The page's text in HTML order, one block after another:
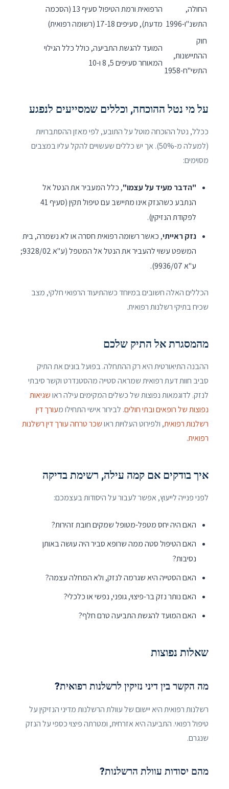
החולה,
התשנ"ו-1996
הרפואית ורמת הטיפול סעיף 13 (הסכמה
מדעת), סעיפים 17-18 (רשומה רפואית)
חוק
ההתיישנות,
התשי"ח-1958
המועד להגשת התביעה, כולל כלל הגילוי
המאוחר סעיפים 5, 8 ו-10
על מי נטל ההוכחה, וכללים שמסייעים לנפגע
ככלל, נטל ההוכחה מוטל על התובע, לפי מאזן ההסתברויות
(למעלה מ-50%). אך יש כללים שעשויים להקל עליו במצבים
מסוימים:
"הדבר מעיד על עצמו", כלל המעביר את הנטל אל
הנתבע כשהנזק אינו מתיישב עם טיפול תקין (סעיף 41
לפקודת הנזיקין).
נזק ראייתי, כאשר רשומה רפואית חסרה או לא נשמרה, בית
המשפט עשוי להעביר את הנטל אל המטפל (ע"א 9328/02;
ע"א 9936/07).
הכללים האלה חשובים במיוחד כשהתיעוד הרפואי חלקי, מצב
שכיח בתיקי רשלנות רפואית.
מהמסגרת אל התיק שלכם
ההבנה התיאורטית היא רק ההתחלה. בפועל בונים את התיק
סביב חוות דעת רפואית שמראה סטייה מהסטנדרט וקשר סיבתי
לנזק. לדוגמאות נפוצות של כשלים המקימים עילה ראושגיאות
נפוצות של רופאים ובתי חולים. לבירור אישי התחילו מעורך דין
רשלנות רפואית, ולפירוט העלויות ראושכר טרחה עורך דין רשלנות
רפואית.
איך בודקים אם קמה עילה, רשימת בדיקה
לפני פנייה לייעוץ, אפשר לעבור על היסודות בעצמכם:
האם היה יחס מטפל-מטופל שמקים חובת זהירות?
האם הטיפול סטה ממה שרופא סביר היה עושה באותן
נסיבות?
האם הסטייה היא שגרמה לנזק, ולא המחלה עצמה?
האם נותר נזק בר-פיצוי, גופני, נפשי או כלכלי?
האם המועד להגשת התביעה טרם חלף?
שאלות נפוצות
מה הקשר בין דיני נזיקין לרשלנות רפואית?
רשלנות רפואית היא יישום של עוולת הרשלנות מדיני הנזיקין על
טיפול רפואי. התביעה היא אזרחית, ומטרתה פיצוי כספי על הנזק
שנגרם.
מהם יסודות עוולת הרשלנות?